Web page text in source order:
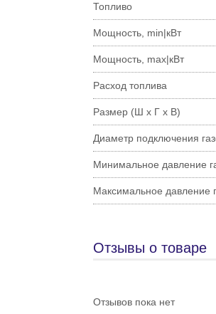
Топливо
Мощность, min|кВт
Мощность, max|кВт
Расход топлива
Размер (Ш х Г х В)
Диаметр подключения
Минимальное давление
Максимальное давление
Отзывы о товаре
Отзывов пока нет